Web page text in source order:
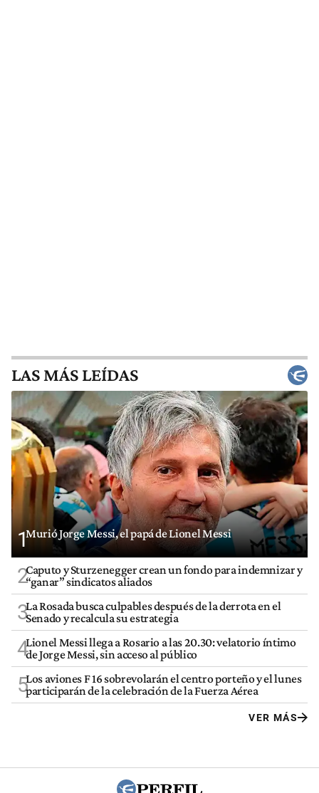
LAS MÁS LEÍDAS
1Murió Jorge Messi, el papá de Lionel Messi
2Caputo y Sturzenegger crean un fondo para indemnizar y
“ganar” sindicatos aliados
3La Rosada busca culpables después de la derrota en el
Senado y recalcula su estrategia
4Lionel Messi llega a Rosario a las 20.30: velatorio íntimo
de Jorge Messi, sin acceso al público
5Los aviones F 16 sobrevolarán el centro porteño y el lunes
participarán de la celebración de la Fuerza Aérea
VER MÁS